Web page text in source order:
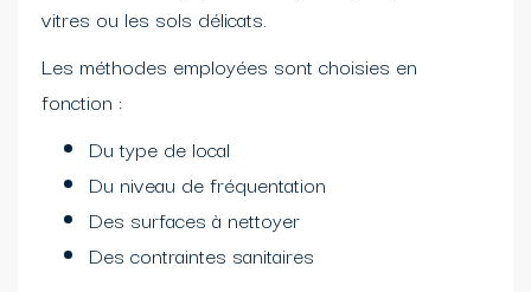
vitres ou les sols délicats.
Les méthodes employées sont choisies en
fonction :
Du type de local
Du niveau de fréquentation
Des surfaces à nettoyer
Des contraintes sanitaires